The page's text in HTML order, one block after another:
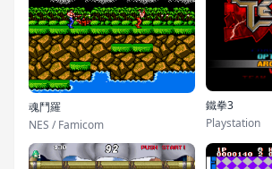
魂鬥羅
NES / Famicom
鐵拳3
Playstation